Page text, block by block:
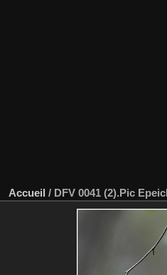
Accueil / DFV 0041 (2).Pic